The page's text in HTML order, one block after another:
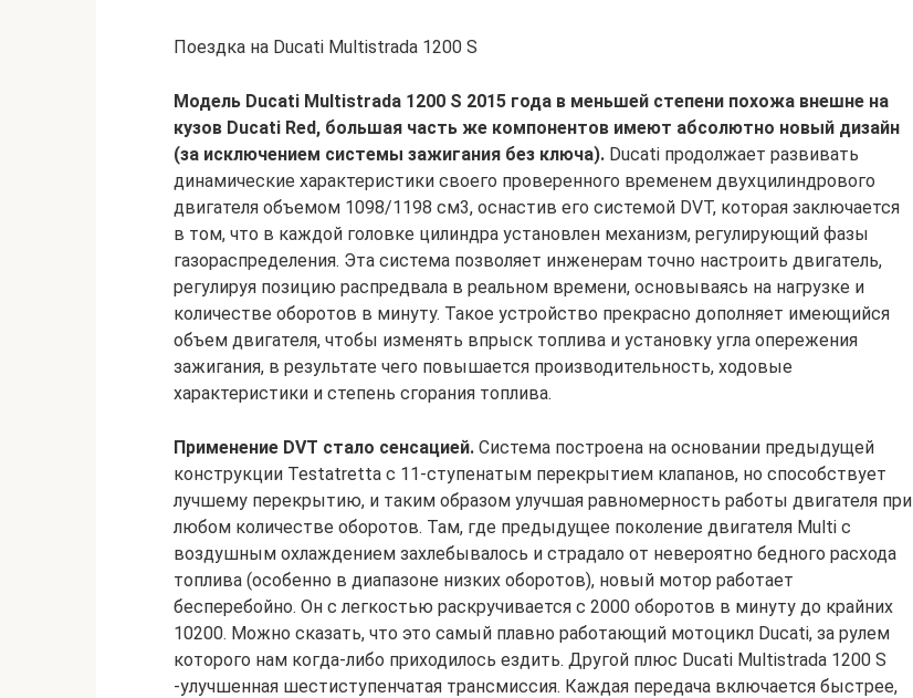
Поездка на Ducati Multistrada 1200 S
Модель Ducati Multistrada 1200 S 2015 года в меньшей степени похожа внешне на
кузов Ducati Red, большая часть же компонентов имеют абсолютно новый дизайн
(за исключением системы зажигания без ключа). Ducati продолжает развивать
динамические характеристики своего проверенного временем двухцилиндрового
двигателя объемом 1098/1198 см3, оснастив его системой DVT, которая заключается
в том, что в каждой головке цилиндра установлен механизм, регулирующий фазы
газораспределения. Эта система позволяет инженерам точно настроить двигатель,
регулируя позицию распредвала в реальном времени, основываясь на нагрузке и
количестве оборотов в минуту. Такое устройство прекрасно дополняет имеющийся
объем двигателя, чтобы изменять впрыск топлива и установку угла опережения
зажигания, в результате чего повышается производительность, ходовые
характеристики и степень сгорания топлива.
Применение DVT стало сенсацией. Система построена на основании предыдущей
конструкции Testatretta с 11-ступенатым перекрытием клапанов, но способствует
лучшему перекрытию, и таким образом улучшая равномерность работы двигателя при
любом количестве оборотов. Там, где предыдущее поколение двигателя Multi с
воздушным охлаждением захлебывалось и страдало от невероятно бедного расхода
топлива (особенно в диапазоне низких оборотов), новый мотор работает
бесперебойно. Он с легкостью раскручивается с 2000 оборотов в минуту до крайних
10200. Можно сказать, что это самый плавно работающий мотоцикл Ducati, за рулем
которого нам когда-либо приходилось ездить. Другой плюс Ducati Multistrada 1200 S
-улучшенная шестиступенчатая трансмиссия. Каждая передача включается быстрее,